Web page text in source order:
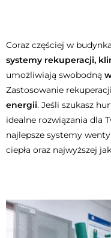
Coraz częściej w
systemy rekuperacji,
umożliwiają swobodną
Zastosowanie
energii. Jeśli szukasz
idealne rozwiązania dla
najlepsze systemy
ciepła oraz najwyższej